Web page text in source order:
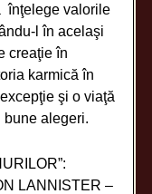
înţelege valorile
l în acelaşi
creaţie în
karmică în
şi o viaţă
bune alegeri.
LANNISTER –